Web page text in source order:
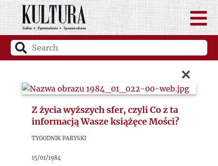
×
Z życia wyższych sfer, czyli Co z ta
informacją Wasze książęce Mości?
Tygodnik Paryski
15/01/1984